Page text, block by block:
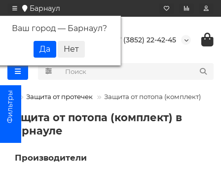
Барнаул
Ваш город — Барнаул?
+7 (3852) 22-42-45
Защита от протечек Защита от потопа (комплект)
Защита от потопа (комплект) в
Барнауле
Производители